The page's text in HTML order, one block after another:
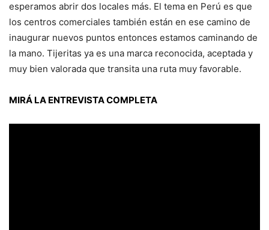
esperamos abrir dos locales más. El tema en Perú es que
los centros comerciales también están en ese camino de
inaugurar nuevos puntos entonces estamos caminando de
la mano. Tijeritas ya es una marca reconocida, aceptada y
muy bien valorada que transita una ruta muy favorable.
MIRÁ LA ENTREVISTA COMPLETA